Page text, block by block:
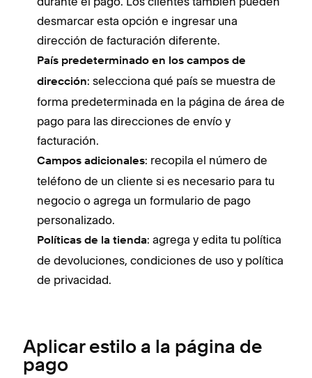
desmarcar esta opción e ingresar una
dirección de facturación diferente.
País predeterminado en los campos de
dirección: selecciona qué país se muestra de
forma predeterminada en la página de área de
pago para las direcciones de envío y
facturación.
Campos adicionales: recopila el número de
teléfono de un cliente si es necesario para tu
negocio o agrega un formulario de pago
personalizado.
Políticas de la tienda: agrega y edita tu política
de devoluciones, condiciones de uso y política
de privacidad.
Aplicar estilo a la página de
pago